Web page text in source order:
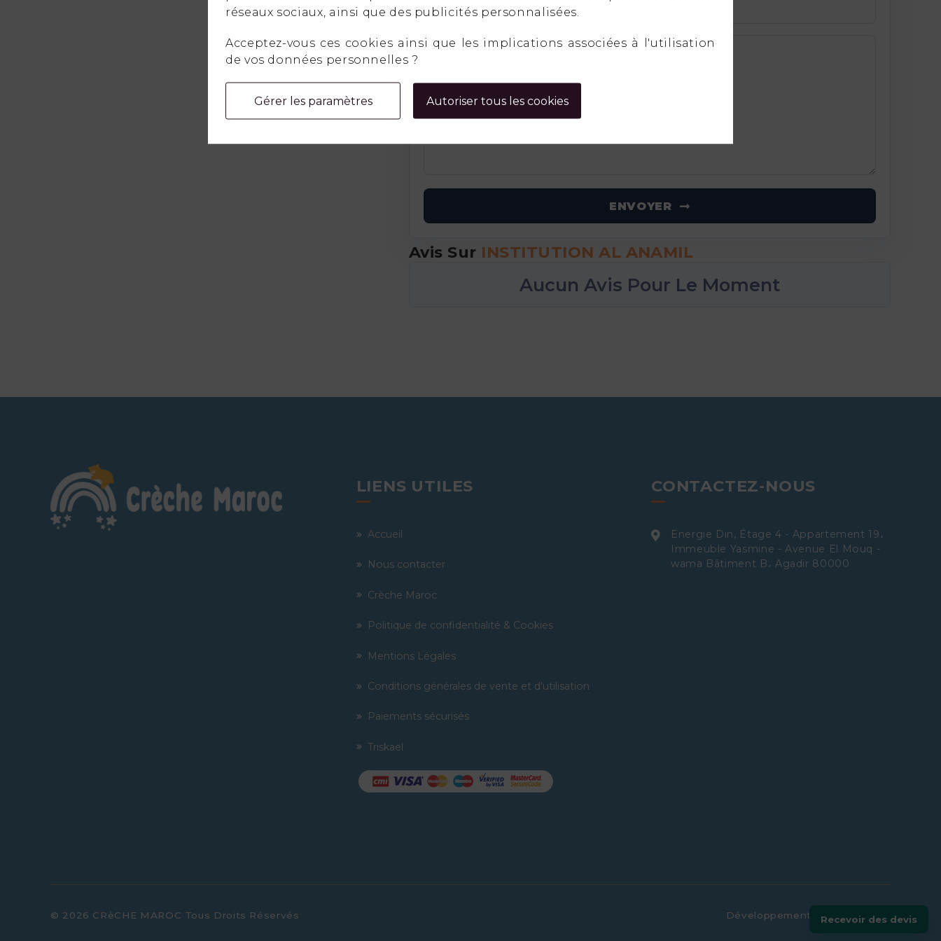
ENVOYER
Avis Sur INSTITUTION AL ANAMIL
Aucun Avis Pour Le Moment
LIENS UTILES
Accueil
Nous contacter
Crèche Maroc
Politique de confidentialité & Cookies
Mentions Légales
Conditions générales de vente et d'utilisation
Paiements sécurisés
Triskael
CONTACTEZ-NOUS
Energie Din, Étage 4 - Appartement 19،
Immeuble Yasmine - Avenue El Mouq -
wama Bâtiment B، Agadir 80000
© 2026 CRèCHE MAROC Tous Droits Réservés Développement par Energiedin
Recevoir des devis
réseaux sociaux, ainsi que des publicités personnalisées.
Acceptez-vous ces cookies ainsi que les implications associées à l'utilisation
de vos données personnelles ?
Gérer les paramètres Autoriser tous les cookies